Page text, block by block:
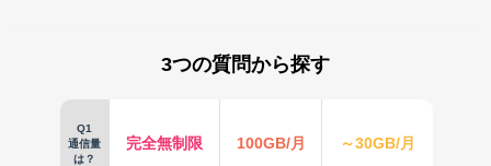
3つの質問から探す
Q1
通信量
は？
完全無制限 100GB/月 ～30GB/月